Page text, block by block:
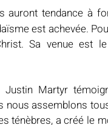
auront tendance à
est achevée.
Sa venue est
Martyr
nous assemblons
ténèbres, a créé le